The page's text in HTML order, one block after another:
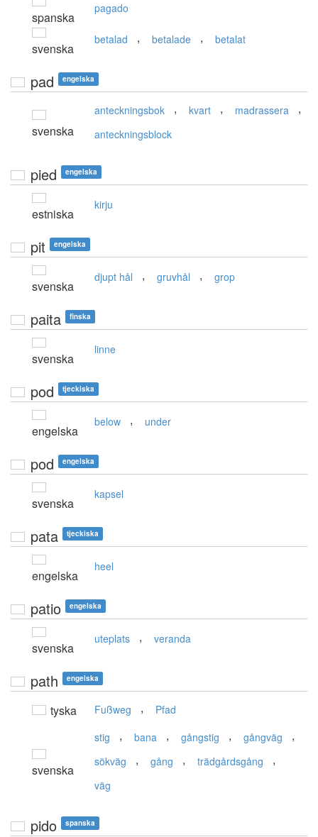
spanska
pagado
svenska
betalad , betalade , betalat
pad engelska
svenska
anteckningsbok , kvart , madrassera ,
anteckningsblock
pied engelska
estniska
kirju
pit engelska
svenska
djupt hål , gruvhål , grop
paita finska
svenska
linne
pod tjeckiska
engelska
below , under
pod engelska
svenska
kapsel
pata tjeckiska
engelska
heel
patio engelska
svenska
uteplats , veranda
path engelska
tyska Fußweg , Pfad
svenska
stig , bana , gångstig , gångväg ,
sökväg , gång , trädgårdsgång ,
väg
pido spanska